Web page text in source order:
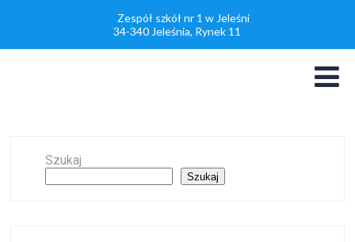
Zespół szkół nr 1 w Jeleśni
34-340 Jeleśnia, Rynek 11
Szukaj
Szukaj